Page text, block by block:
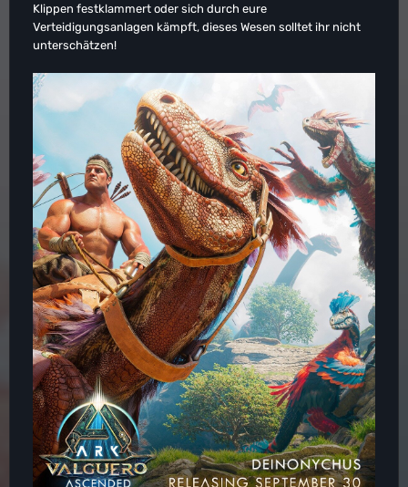
Klippen festklammert oder sich durch eure
Verteidigungsanlagen kämpft, dieses Wesen solltet ihr nicht
unterschätzen!